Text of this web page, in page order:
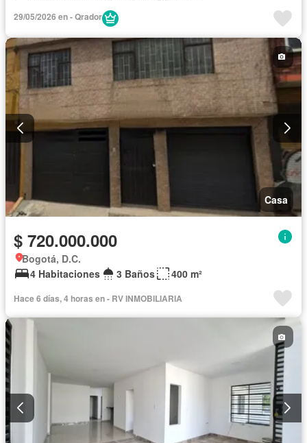
29/05/2026 en - Qrador
Casa
$ 720.000.000
Bogotá, D.C.
4 Habitaciones
3 Baños 400 m²
Hace 6 días, 4 horas en - RV INMOBILIARIA